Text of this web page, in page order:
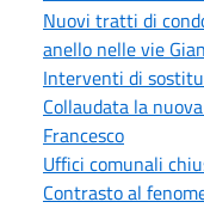
Nuovi tratti di
anello nelle vie
Interventi di
Collaudata la
Francesco
Uffici comunali
Contrasto al